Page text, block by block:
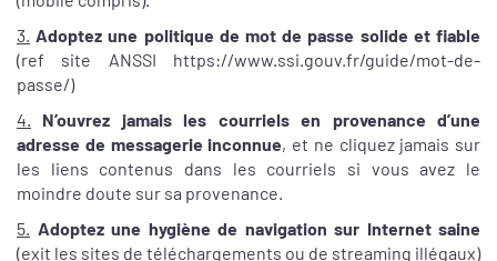
3. Adoptez une politique de mot de passe solide et fiable
(ref site ANSSI https://www.ssi.gouv.fr/guide/mot-de-
passe/)
4.
N’ouvrez jamais les courriels en provenance d’une
adresse de messagerie inconnue, et ne cliquez jamais sur
les liens contenus dans les courriels si vous avez le
moindre doute sur sa provenance.
5. Adoptez une hygiène de navigation sur Internet saine
(exit les sites de téléchargements ou de streaming illégaux)